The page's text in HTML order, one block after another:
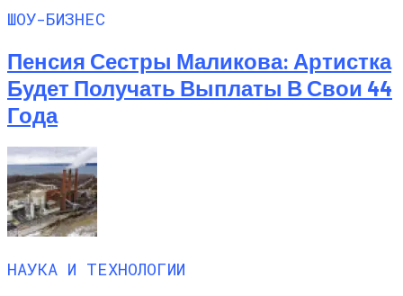
ШОУ-БИЗНЕС
Пенсия Сестры Маликова: Артистка
Будет Получать Выплаты В Свои 44
Года
НАУКА И ТЕХНОЛОГИИ